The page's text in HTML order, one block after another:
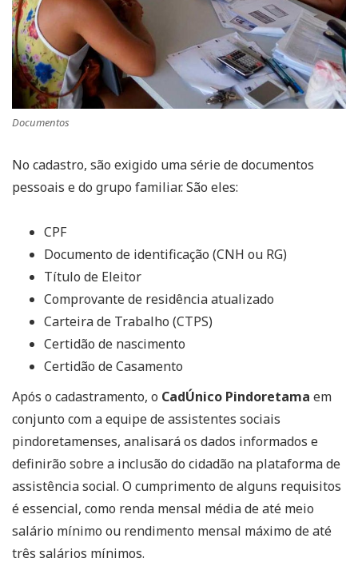
Documentos
No cadastro, são exigido uma série de documentos
pessoais e do grupo familiar. São eles:
CPF
Documento de identificação (CNH ou RG)
Título de Eleitor
Comprovante de residência atualizado
Carteira de Trabalho (CTPS)
Certidão de nascimento
Certidão de Casamento
Após o cadastramento, o CadÚnico Pindoretama em
conjunto com a equipe de assistentes sociais
pindoretamenses, analisará os dados informados e
definirão sobre a inclusão do cidadão na plataforma de
assistência social. O cumprimento de alguns requisitos
é essencial, como renda mensal média de até meio
salário mínimo ou rendimento mensal máximo de até
três salários mínimos.